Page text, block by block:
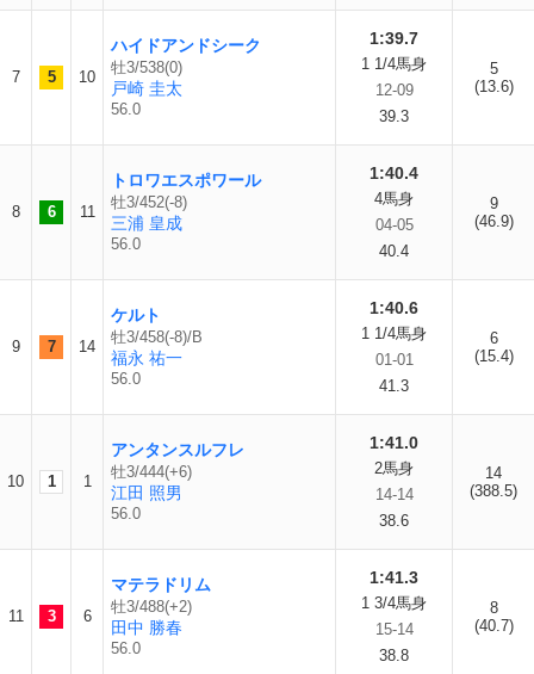
7 5 10
ハイドアンドシーク
牡3/538(0)
戸崎 圭太
56.0
1:39.7
1 1/4馬身
12-09
39.3
5
(13.6)
8 6 11
トロワエスポワール
牡3/452(-8)
三浦 皇成
56.0
1:40.4
4馬身
04-05
40.4
9
(46.9)
9 7 14
ケルト
牡3/458(-8)/B
福永 祐一
56.0
1:40.6
1 1/4馬身
01-01
41.3
6
(15.4)
10 1 1
アンタンスルフレ
牡3/444(+6)
江田 照男
56.0
1:41.0
2馬身
14-14
38.6
14
(388.5)
11 3 6
マテラドリム
牡3/488(+2)
田中 勝春
56.0
1:41.3
1 3/4馬身
15-14
38.8
8
(40.7)